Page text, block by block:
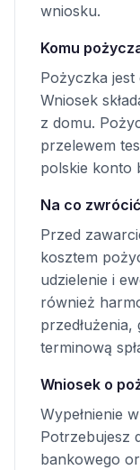
wniosku.
Komu
Pożyczka
Wniosek
z domu.
przelewem
polskie konto
Na co
Przed
kosztem
udzielenie i
również
przedłużenia,
terminową
Wniosek o
Wypełnienie
Potrzebujesz
bankowego